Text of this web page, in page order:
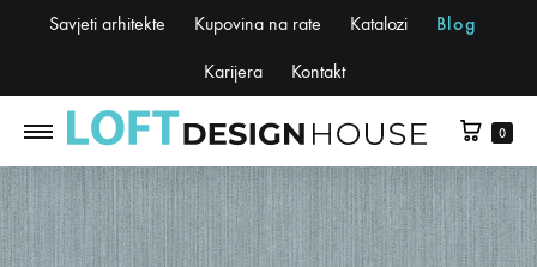
Savjeti arhitekte Kupovina na rate Katalozi Blog
Karijera Kontakt
0